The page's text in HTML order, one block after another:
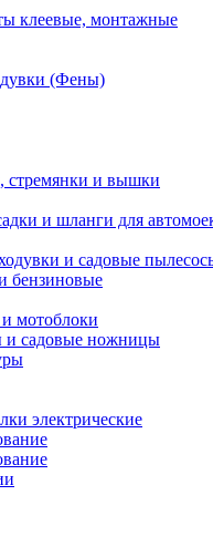
клеевые, монтажные
(Фены)
стремянки и вышки
и шланги для
и садовые
бензиновые
мотоблоки
и садовые ножницы
электрические